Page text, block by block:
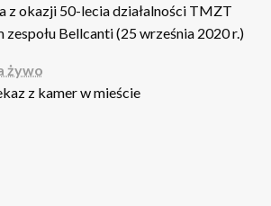
z okazji 50-lecia działalności TMZT
Bellcanti (25 września 2020 r.)
żywo
z kamer w mieście